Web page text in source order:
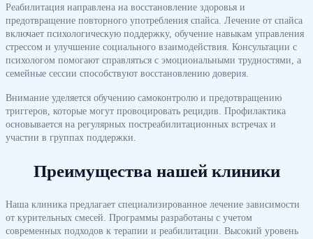
Реабилитация направлена на восстановление здоровья и
предотвращение повторного употребления спайса. Лечение от спайса
включает психологическую поддержку, обучение навыкам управления
стрессом и улучшение социального взаимодействия. Консультации с
психологом помогают справляться с эмоциональными трудностями, а
семейные сессии способствуют восстановлению доверия.
Внимание уделяется обучению самоконтролю и предотвращению
триггеров, которые могут провоцировать рецидив. Профилактика
основывается на регулярных постреабилитационных встречах и
участии в группах поддержки.
Преимущества нашей клиники
Наша клиника предлагает специализированное лечение зависимости
от курительных смесей. Программы разработаны с учетом
современных подходов к терапии и реабилитации. Высокий уровень